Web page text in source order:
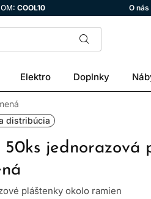
COOL10 O nás
Elektro Doplnky
distribúcia
50ks jednorazová
pláštenky okolo ramien